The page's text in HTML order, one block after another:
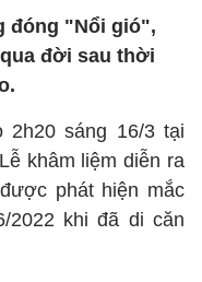
đóng "Nổi gió",
đời sau thời
2h20 sáng 16/3 tại
khâm liệm diễn ra
phát hiện mắc
2022 khi đã di căn